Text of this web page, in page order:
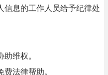
信息的工作人员给予纪律处
助维权。
费法律帮助。